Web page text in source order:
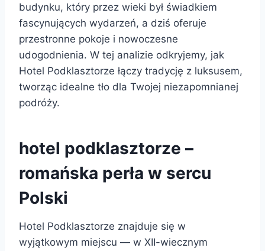
budynku, który przez wieki był świadkiem
fascynujących wydarzeń, a dziś oferuje
przestronne pokoje i nowoczesne
udogodnienia. W tej analizie odkryjemy, jak
Hotel Podklasztorze łączy tradycję z luksusem,
tworząc idealne tło dla Twojej niezapomnianej
podróży.
hotel podklasztorze –
romańska perła w sercu
Polski
Hotel Podklasztorze znajduje się w
wyjątkowym miejscu — w XII-wiecznym